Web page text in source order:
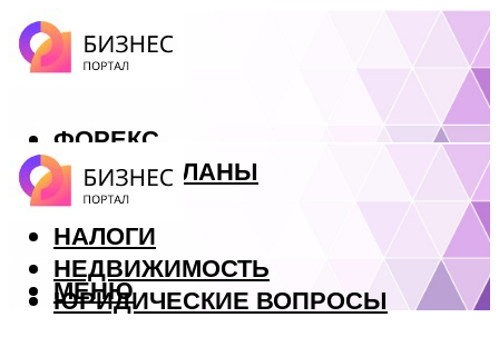
ФОРЕКС
БИЗНЕС ПЛАНЫ
КРЕДИТЫ
НАЛОГИ
НЕДВИЖИМОСТЬ
ЮРИДИЧЕСКИЕ ВОПРОСЫ
МЕНЮ